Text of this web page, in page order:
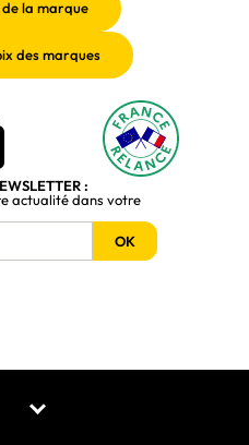
:
actualité dans votre
OK